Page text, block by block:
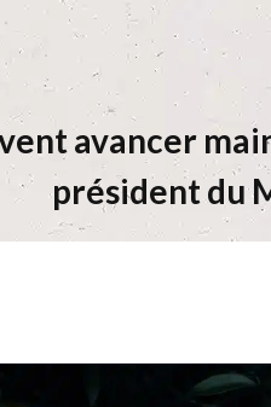
avancer
président du